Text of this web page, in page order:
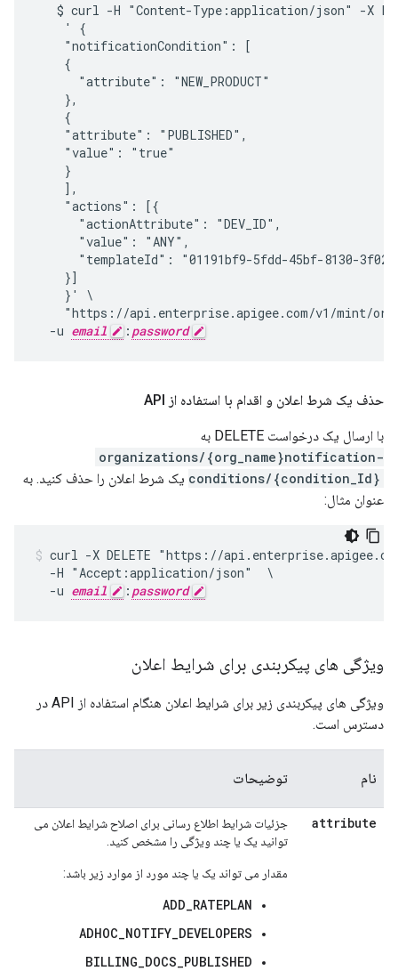
$ curl -H "Content-Type:application/json" -X
    ' {
    "notificationCondition": [
    {
      "attribute": "NEW_PRODUCT"
    },
    {
    "attribute": "PUBLISHED",
    "value": "true"
    }
    ],
    "actions": [{
      "actionAttribute": "DEV_ID",
      "value": "ANY",
"templateId": "01191bf9-5fdd-45bf-8130-
    }]
    }' \
"https://api.enterprise.apigee.com/v1/mint/
  -u
email : password
حذف یک شرط اعلان و اقدام با استفاده از API
با ارسال یک درخواست DELETE به
organizations/{org_name}notification-
conditions/{condition_Id} یک شرط اعلان را حذف کنید. به
عنوان مثال:
curl -X DELETE "https://
  -H "Accept:application/json"  \
  -u
email : password
ویژگی های پیکربندی برای شرایط اعلان
ویژگی های پیکربندی زیر برای شرایط اعلان هنگام استفاده از API در
دسترس است.
نام توضیحات
attribute
جزئیات شرایط اطلاع رسانی برای اصلاح شرایط اعلان می
توانید یک یا چند ویژگی را مشخص کنید.
مقدار می تواند یک یا چند مورد از موارد زیر باشد:
ADD_RATEPLAN
ADHOC_NOTIFY_DEVELOPERS
BILLING_DOCS_PUBLISHED